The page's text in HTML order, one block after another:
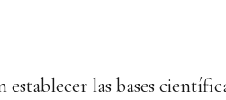
establecer las bases